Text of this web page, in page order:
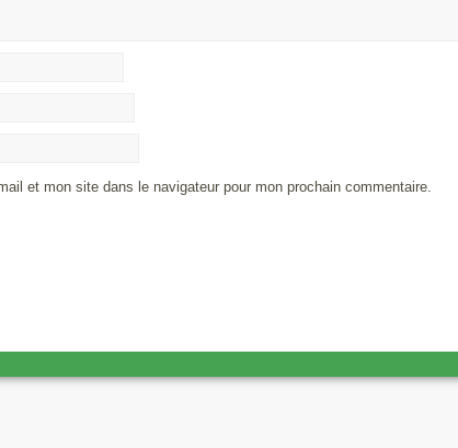
et mon site dans le navigateur pour mon prochain commentaire.